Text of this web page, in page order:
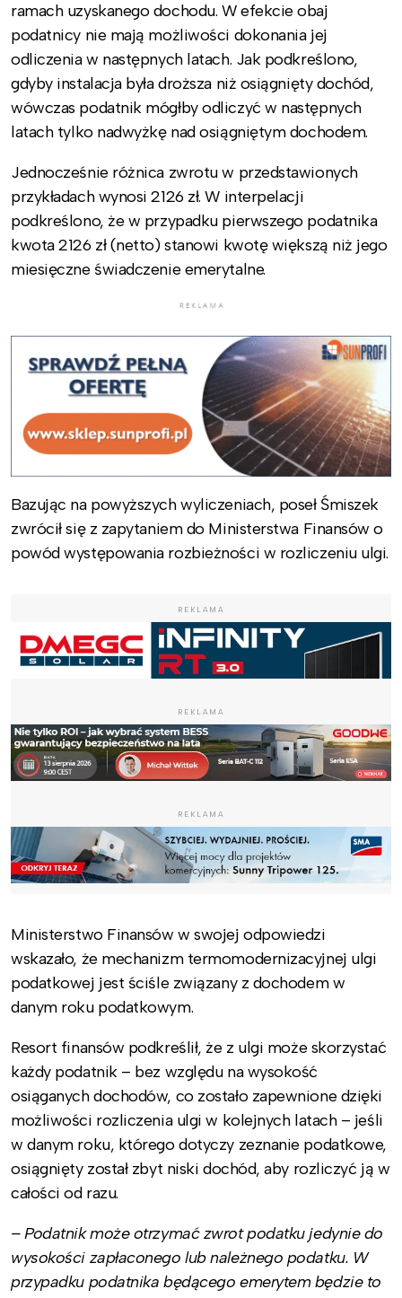
ramach uzyskanego dochodu. W efekcie obaj
podatnicy nie mają możliwości dokonania jej
odliczenia w następnych latach. Jak podkreślono,
gdyby instalacja była droższa niż osiągnięty dochód,
wówczas podatnik mógłby odliczyć w następnych
latach tylko nadwyżkę nad osiągniętym dochodem.
Jednocześnie różnica zwrotu w przedstawionych
przykładach wynosi 2126 zł. W interpelacji
podkreślono, że w przypadku pierwszego podatnika
kwota 2126 zł (netto) stanowi kwotę większą niż jego
miesięczne świadczenie emerytalne.
Bazując na powyższych wyliczeniach, poseł Śmiszek
zwrócił się z zapytaniem do Ministerstwa Finansów o
powód występowania rozbieżności w rozliczeniu ulgi.
REKLAMA
REKLAMA
REKLAMA
Ministerstwo Finansów w swojej odpowiedzi
wskazało, że mechanizm termomodernizacyjnej ulgi
podatkowej jest ściśle związany z dochodem w
danym roku podatkowym.
Resort finansów podkreślił, że z ulgi może skorzystać
każdy podatnik – bez względu na wysokość
osiąganych dochodów, co zostało zapewnione dzięki
możliwości rozliczenia ulgi w kolejnych latach – jeśli
w danym roku, którego dotyczy zeznanie podatkowe,
osiągnięty został zbyt niski dochód, aby rozliczyć ją w
całości od razu.
– Podatnik może otrzymać zwrot podatku jedynie do
wysokości zapłaconego lub należnego podatku. W
przypadku podatnika będącego emerytem będzie to